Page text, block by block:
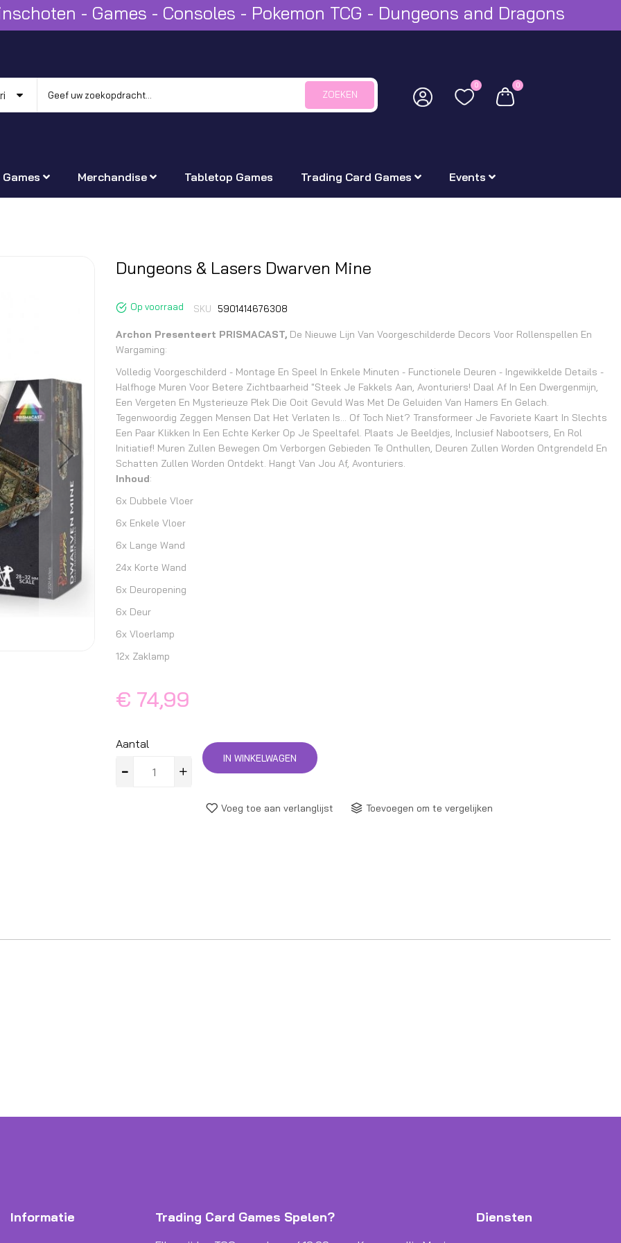
- Games - Consoles - Pokemon TCG - Dungeons and Dragons
ZOEKEN
0 0
Games Merchandise Tabletop Games Trading Card Games Events
begin
gallerij
Dungeons & Lasers Dwarven Mine
Op voorraad SKU 5901414676308
Archon Presenteert PRISMACAST, De Nieuwe Lijn Van Voorgeschilderde Decors Voor Rollenspellen En
Wargaming:
Volledig Voorgeschilderd - Montage En Speel In Enkele Minuten - Functionele Deuren - Ingewikkelde Details -
Halfhoge Muren Voor Betere Zichtbaarheid "Steek Je Fakkels Aan, Avonturiers! Daal Af In Een Dwergenmijn,
Een Vergeten En Mysterieuze Plek Die Ooit Gevuld Was Met De Geluiden Van Hamers En Gelach.
Tegenwoordig Zeggen Mensen Dat Het Verlaten Is... Of Toch Niet? Transformeer Je Favoriete Kaart In Slechts
Een Paar Klikken In Een Echte Kerker Op Je Speeltafel. Plaats Je Beeldjes, Inclusief Nabootsers, En Rol
Initiatief! Muren Zullen Bewegen Om Verborgen Gebieden Te Onthullen, Deuren Zullen Worden Ontgrendeld En
Schatten Zullen Worden Ontdekt. Hangt Van Jou Af, Avonturiers.
Inhoud:
6x Dubbele Vloer
6x Enkele Vloer
6x Lange Wand
24x Korte Wand
6x Deuropening
6x Deur
6x Vloerlamp
12x Zaklamp
€ 74,99
Aantal
IN WINKELWAGEN
Voeg toe aan verlanglijst Toevoegen om te vergelijken
Informatie Trading Card Games Spelen? Diensten